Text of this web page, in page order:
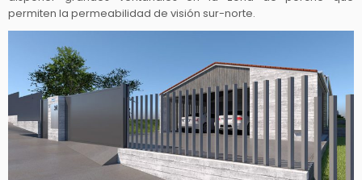
permiten la permeabilidad de visión sur-norte.